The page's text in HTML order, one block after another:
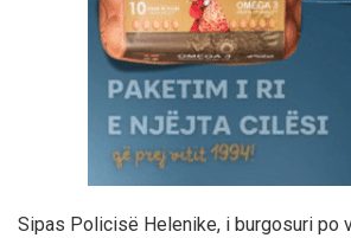
Sipas Policisë Helenike, i burgosuri po